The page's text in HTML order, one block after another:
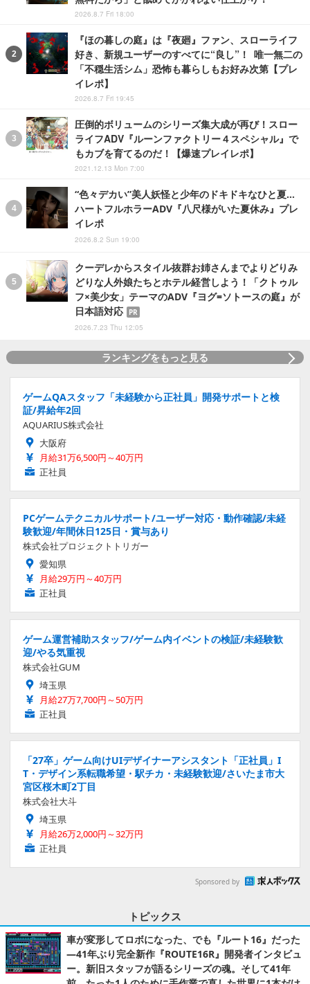
2026.8.7 Fri 18:00
『ほの暮しの庭』は『夜廻』ファン、スローライフ
好き、新規ユーザーのすべてに“良し”！ 唯一無二の
「不穏生活シム」恐怖も暮らしもお好み次第【プレ
イレポ】
2026.8.7 Fri 19:45
圧倒的ボリュームのシリーズ集大成が再び！スロー
ライフADV『ルーンファクトリー４スペシャル』で
もカブを育てるのだ！【爆速プレイレポ】
2021.12.13 Mon 7:00
“色々デカい”美人妖怪と少年のドキドキなひと夏…
ハートフルホラーADV『八尺様がいた夏休み』プレ
イレポ
2026.8.2 Sun 19:00
クーデレからスタイル抜群お姉さんまでよりどりみ
どりな人外娘たちとホテル経営しよう！「クトゥル
フ×美少女」テーマのADV『ヨグ=ソトースの庭』が
日本語対応
PR
2026.7.23 Thu 12:05
ランキングをもっと見る
ゲームQAスタッフ「未経験から正社員」開発サポートと検
証/昇給年2回
AQUARIUS株式会社
大阪府
月給31万6,500円～40万円
正社員
PCゲームテクニカルサポート/ユーザー対応・動作確認/未経
験歓迎/年間休日125日・賞与あり
株式会社プロジェクトトリガー
愛知県
月給29万円～40万円
正社員
ゲーム運営補助スタッフ/ゲーム内イベントの検証/未経験歓
迎/やる気重視
株式会社GUM
埼玉県
月給27万7,700円～50万円
正社員
「27卒」ゲーム向けUIデザイナーアシスタント「正社員」I
T・デザイン系転職希望・駅チカ・未経験歓迎/さいたま市大
宮区桜木町2丁目
株式会社大斗
埼玉県
月給26万2,000円～32万円
正社員
Sponsored by
トピックス
車が変形してロボになった、でも『ルート16』だった
―41年ぶり完全新作『ROUTE16R』開発者インタビュ
ー。新旧スタッフが語るシリーズの魂。そして41年